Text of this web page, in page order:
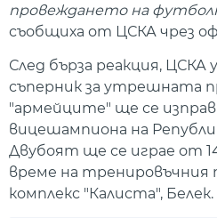
провеждането на
съобщиха от ЦСКА чрез
След бърза реакция, ЦСКА
съперник за утрешната
"армейците" ще се
вицешампиона на
Двубоят ще се играе от
време на
комплекс "Калиста", Белек.